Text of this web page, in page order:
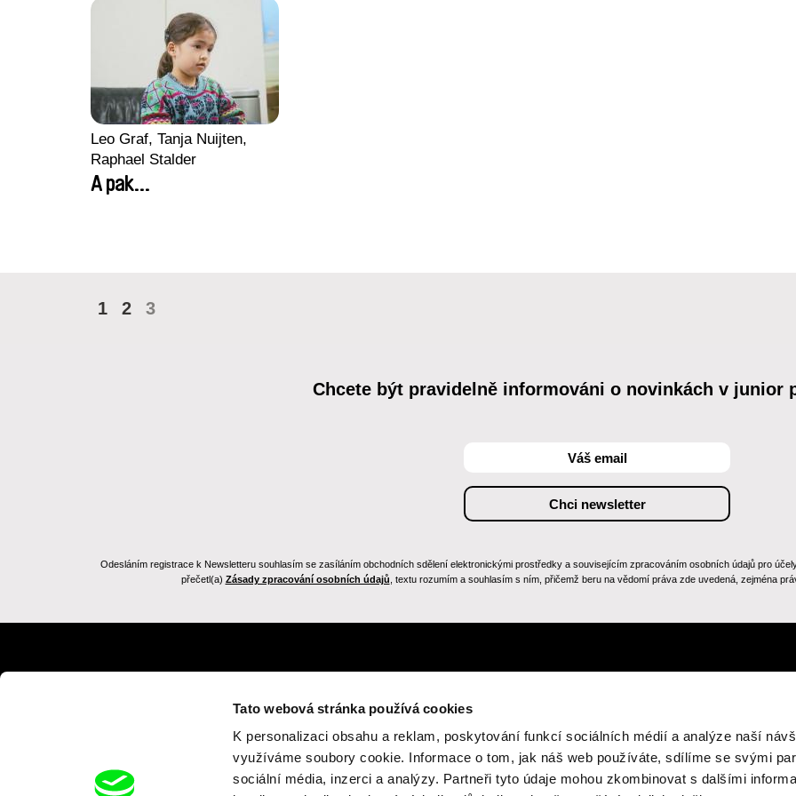
Tato webová stránka používá cookies
K personalizaci obsahu a reklam, poskytování funkcí sociálních médií a analýze naší
využíváme soubory cookie. Informace o tom, jak náš web používáte, sdílíme se svými
sociální média, inzerci a analýzy. Partneři tyto údaje mohou zkombinovat s dalšími
Leo Graf, Tanja Nuijten,
Raphael Stalder
A pak...
1 2 3
Chcete být pravidelně informováni o novinkách v junior
Odesláním registrace k Newsletteru souhlasím se zasíláním obchodních sdělení elektronickými prostředky a souvisejícím zpracováním osobních údajů pro
přečetl(a) Zásady zpracování osobních údajů , textu rozumím a souhlasím s ním, přičemž beru na vědomí práva zde uvedená, zejména